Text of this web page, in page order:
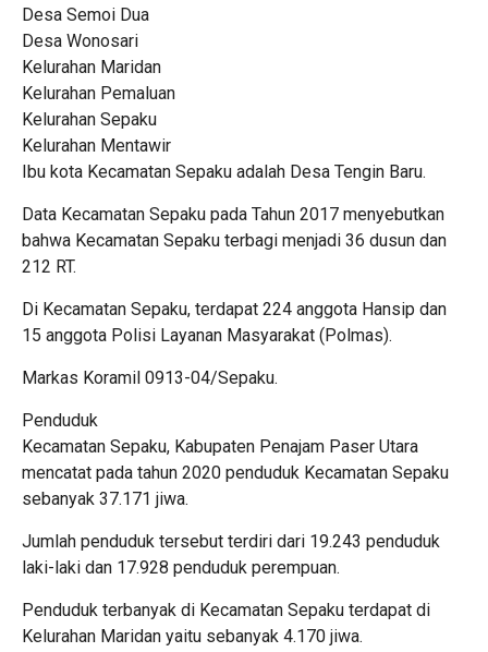
Desa Semoi Dua
Desa Wonosari
Kelurahan Maridan
Kelurahan Pemaluan
Kelurahan Sepaku
Kelurahan Mentawir
Ibu kota Kecamatan Sepaku adalah Desa Tengin Baru.
Data Kecamatan Sepaku pada Tahun 2017 menyebutkan
bahwa Kecamatan Sepaku terbagi menjadi 36 dusun dan
212 RT.
Di Kecamatan Sepaku, terdapat 224 anggota Hansip dan
15 anggota Polisi Layanan Masyarakat (Polmas).
Markas Koramil 0913-04/Sepaku.
Penduduk
Kecamatan Sepaku, Kabupaten Penajam Paser Utara
mencatat pada tahun 2020 penduduk Kecamatan Sepaku
sebanyak 37.171 jiwa.
Jumlah penduduk tersebut terdiri dari 19.243 penduduk
laki-laki dan 17.928 penduduk perempuan.
Penduduk terbanyak di Kecamatan Sepaku terdapat di
Kelurahan Maridan yaitu sebanyak 4.170 jiwa.